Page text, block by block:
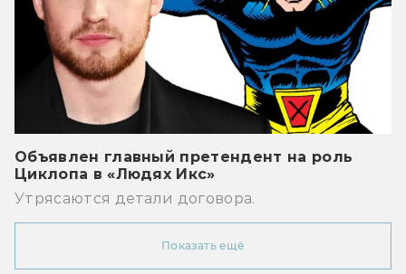
Объявлен главный претендент на роль
Циклопа в «Людях Икс»
Утрясаются детали договора.
Показать ещё